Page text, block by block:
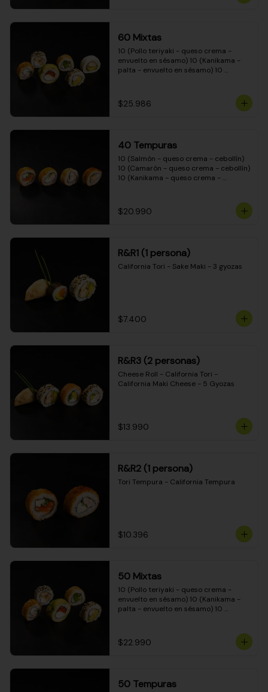
(Pimentón - queso crema - cebollín -
envuelto en masa tempura)
60 Mixtas
10 (Pollo teriyaki - queso crema -
envuelto en sésamo) 10 (Kanikama -
palta - envuelto en sésamo) 10
envuelto en queso crema) 10
(Camarón - queso crema - cebollín -
$25.986
40 Tempuras
10 (Salmón - queso crema - cebollín)
10 (Camarón - queso crema - cebollín)
10 (Kanikama - queso crema -
$20.990
R&R1 (1 persona)
California Tori - Sake Maki - 3 gyozas
$7.400
R&R3 (2 personas)
Cheese Roll - California Tori -
California Maki Cheese - 5 Gyozas
$13.990
R&R2 (1 persona)
Tori Tempura - California Tempura
$10.396
50 Mixtas
10 (Pollo teriyaki - queso crema -
envuelto en sésamo) 10 (Kanikama -
palta - envuelto en sésamo) 10
cebollín - envuelto en masa tempura)
10 (Pimentón - queso crema - cebollín
$22.990
50 Tempuras